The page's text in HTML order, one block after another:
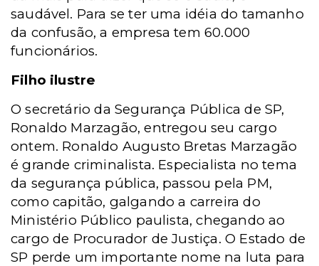
saudável. Para se ter uma idéia do tamanho
da confusão, a empresa tem 60.000
funcionários.
Filho ilustre
O secretário da Segurança Pública de SP,
Ronaldo Marzagão, entregou seu cargo
ontem. Ronaldo Augusto Bretas Marzagão
é grande criminalista. Especialista no tema
da segurança pública, passou pela PM,
como capitão, galgando a carreira do
Ministério Público paulista, chegando ao
cargo de Procurador de Justiça. O Estado de
SP perde um importante nome na luta para